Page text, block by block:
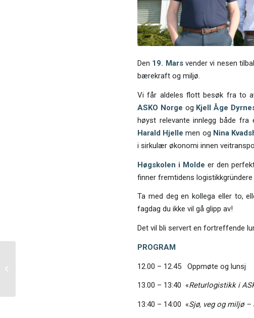
Den 19. Marsvender vi nesen
bærekraft og miljø.
Vi får aldeles flott besøk fra to
ASKO Norge og Kjell Åge
høyst relevante innlegg både
Harald Hjelle men og Nina
i sirkulær økonomi innen
Høgskolen i Molde er den
finner fremtidens
Ta med deg en kollega eller to,
fagdag du ikke vil gå glipp av!
Det vil bli servert en fortreffende
PROGRAM
12.00 – 12.45 Oppmøte og lunsj
13.00 – 13:40 «Returlogistikk i
13:40 – 14:00 «Sjø, veg og miljø –